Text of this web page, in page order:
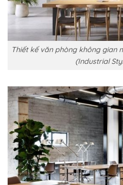
Thiết kế văn phòng không gian
(Industrial